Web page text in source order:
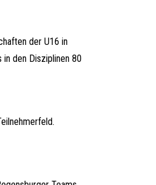
der U16 in
den Disziplinen 80